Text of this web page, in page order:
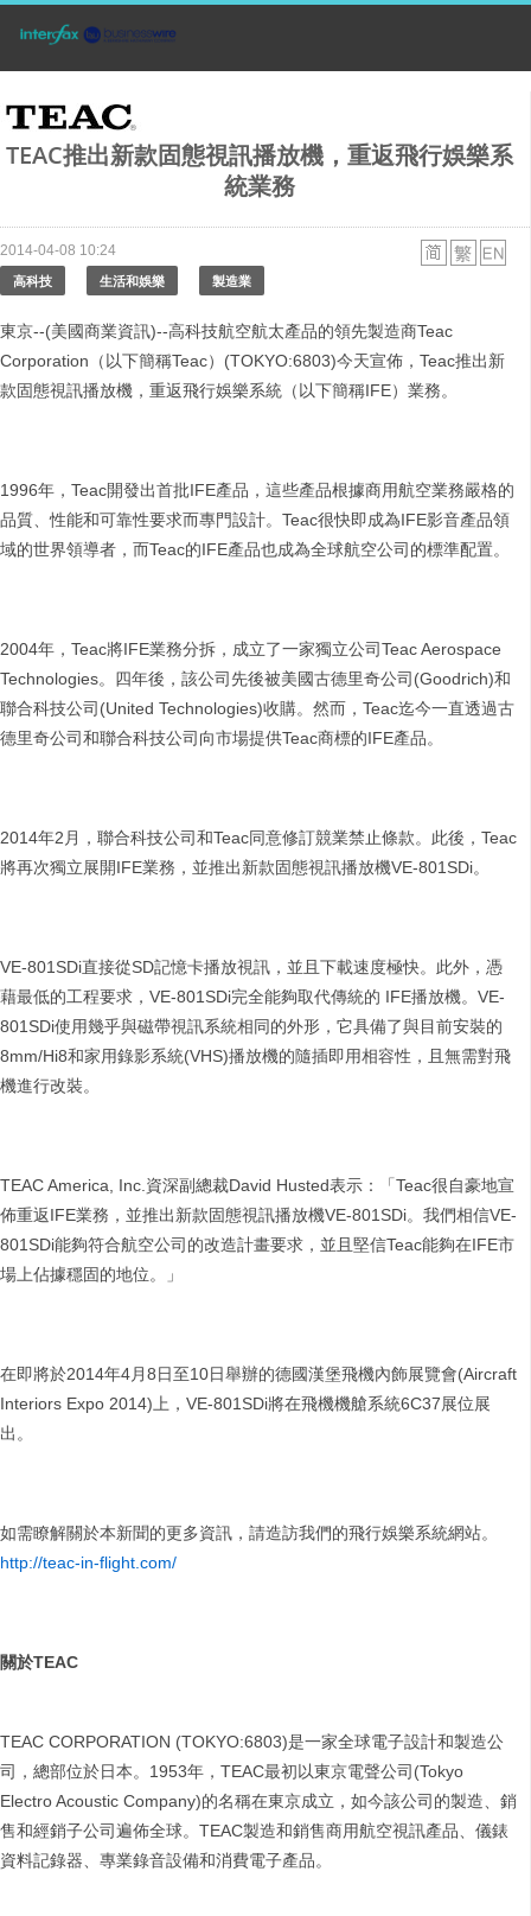
TEAC推出新款固態視訊播放機，重返飛行娛樂系
統業務
2014-04-08 10:24
高科技 生活和娛樂 製造業
東京--(美國商業資訊)--高科技航空航太產品的領先製造商Teac
Corporation（以下簡稱Teac）(TOKYO:6803)今天宣佈，Teac推出新
款固態視訊播放機，重返飛行娛樂系統（以下簡稱IFE）業務。
1996年，Teac開發出首批IFE產品，這些產品根據商用航空業務嚴格的
品質、性能和可靠性要求而專門設計。Teac很快即成為IFE影音產品領
域的世界領導者，而Teac的IFE產品也成為全球航空公司的標準配置。
2004年，Teac將IFE業務分拆，成立了一家獨立公司Teac Aerospace
Technologies。四年後，該公司先後被美國古德里奇公司(Goodrich)和
聯合科技公司(United Technologies)收購。然而，Teac迄今一直透過古
德里奇公司和聯合科技公司向市場提供Teac商標的IFE產品。
2014年2月，聯合科技公司和Teac同意修訂競業禁止條款。此後，Teac
將再次獨立展開IFE業務，並推出新款固態視訊播放機VE-801SDi。
VE-801SDi直接從SD記憶卡播放視訊，並且下載速度極快。此外，憑
藉最低的工程要求，VE-801SDi完全能夠取代傳統的 IFE播放機。VE-
801SDi使用幾乎與磁帶視訊系統相同的外形，它具備了與目前安裝的
8mm/Hi8和家用錄影系統(VHS)播放機的隨插即用相容性，且無需對飛
機進行改裝。
TEAC America, Inc.資深副總裁David Husted表示：「Teac很自豪地宣
佈重返IFE業務，並推出新款固態視訊播放機VE-801SDi。我們相信VE-
801SDi能夠符合航空公司的改造計畫要求，並且堅信Teac能夠在IFE市
場上佔據穩固的地位。」
在即將於2014年4月8日至10日舉辦的德國漢堡飛機內飾展覽會(Aircraft
Interiors Expo 2014)上，VE-801SDi將在飛機機艙系統6C37展位展
出。
如需瞭解關於本新聞的更多資訊，請造訪我們的飛行娛樂系統網站。
http://teac-in-flight.com/
關於TEAC
TEAC CORPORATION (TOKYO:6803)是一家全球電子設計和製造公
司，總部位於日本。1953年，TEAC最初以東京電聲公司(Tokyo
Electro Acoustic Company)的名稱在東京成立，如今該公司的製造、銷
售和經銷子公司遍佈全球。TEAC製造和銷售商用航空視訊產品、儀錶
資料記錄器、專業錄音設備和消費電子產品。